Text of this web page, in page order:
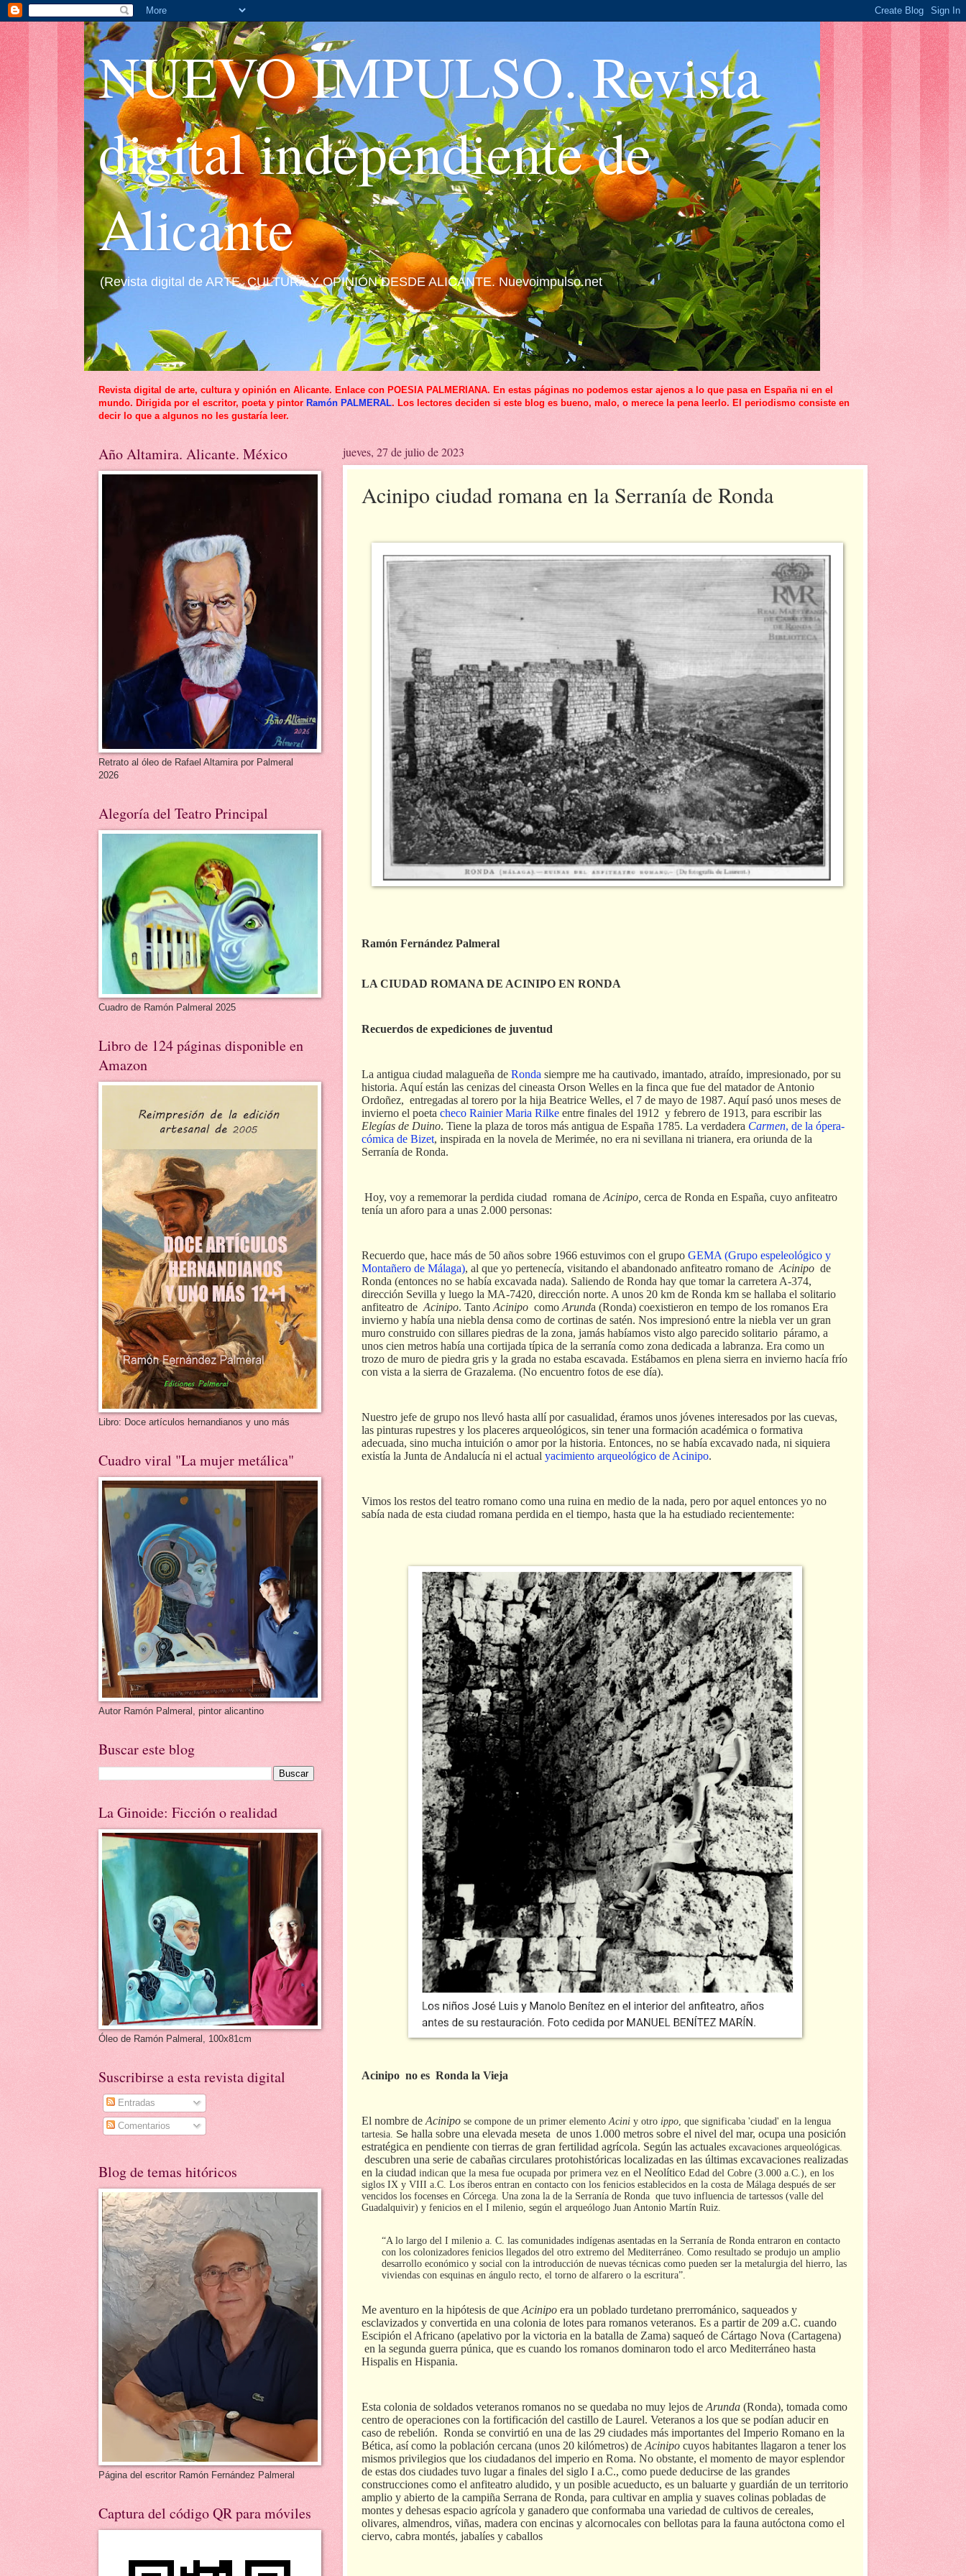
NUEVO IMPULSO. Revista
digital independiente de
Alicante
(Revista digital de ARTE, CULTURA Y OPINIÓN DESDE ALICANTE. Nuevoimpulso.net
Revista digital de arte, cultura y opinión en Alicante. Enlace con POESIA PALMERIANA. En estas páginas no podemos estar ajenos a lo que pasa en España ni en el
mundo. Dirigida por el escritor, poeta y pintor Ramón PALMERAL. Los lectores deciden si este blog es bueno, malo, o merece la pena leerlo. El periodismo consiste en
decir lo que a algunos no les gustaría leer.
jueves, 27 de julio de 2023
Acinipo ciudad romana en la Serranía de Ronda
Ramón Fernández Palmeral
LA CIUDAD ROMANA DE ACINIPO EN RONDA
Recuerdos de expediciones de juventud
La antigua ciudad malagueña de Ronda siempre me ha cautivado, imantado, atraído, impresionado, por su
historia. Aquí están las cenizas del cineasta Orson Welles en la finca que fue del matador de Antonio
Ordoñez, entregadas al torero por la hija Beatrice Welles, el 7 de mayo de 1987. Aquí pasó unos meses de
invierno el poeta checo Rainier Maria Rilke entre finales del 1912 y febrero de 1913, para escribir las
Elegías de Duino. Tiene la plaza de toros más antigua de España 1785. La verdadera Carmen, de la ópera-
cómica de Bizet, inspirada en la novela de Merimée, no era ni sevillana ni trianera, era oriunda de la
Serranía de Ronda.
Hoy, voy a rememorar la perdida ciudad romana de Acinipo, cerca de Ronda en España, cuyo anfiteatro
tenía un aforo para a unas 2.000 personas:
Recuerdo que, hace más de 50 años sobre 1966 estuvimos con el grupo GEMA (Grupo espeleológico y
Montañero de Málaga), al que yo pertenecía, visitando el abandonado anfiteatro romano de Acinipo de
Ronda (entonces no se había excavada nada). Saliendo de Ronda hay que tomar la carretera A-374,
dirección Sevilla y luego la MA-7420, dirección norte. A unos 20 km de Ronda km se hallaba el solitario
anfiteatro de Acinipo. Tanto Acinipo como Arunda (Ronda) coexistieron en tempo de los romanos Era
invierno y había una niebla densa como de cortinas de satén. Nos impresionó entre la niebla ver un gran
muro construido con sillares piedras de la zona, jamás habíamos visto algo parecido solitario páramo, a
unos cien metros había una cortijada típica de la serranía como zona dedicada a labranza. Era como un
trozo de muro de piedra gris y la grada no estaba escavada. Estábamos en plena sierra en invierno hacía frío
con vista a la sierra de Grazalema. (No encuentro fotos de ese día).
Nuestro jefe de grupo nos llevó hasta allí por casualidad, éramos unos jóvenes interesados por las cuevas,
las pinturas rupestres y los placeres arqueológicos, sin tener una formación académica o formativa
adecuada, sino mucha intuición o amor por la historia. Entonces, no se había excavado nada, ni siquiera
existía la Junta de Andalucía ni el actual yacimiento arqueológico de Acinipo.
Vimos los restos del teatro romano como una ruina en medio de la nada, pero por aquel entonces yo no
sabía nada de esta ciudad romana perdida en el tiempo, hasta que la ha estudiado recientemente:
Acinipo no es Ronda la Vieja
El nombre de Acinipo se compone de un primer elementoAcini y otro ippo, que significaba 'ciudad' en la lengua
tartesia. Se halla sobre una elevada meseta de unos 1.000 metros sobre el nivel del mar, ocupa una posición
estratégica en pendiente con tierras de gran fertilidad agrícola. Según las actuales excavaciones arqueológicas.
descubren una serie de cabañas circulares protohistóricas localizadas en las últimas excavaciones realizadas
en la ciudad indican que la mesa fue ocupada por primera vez en el Neolítico Edad del Cobre (3.000 a.C.), en los
siglos IX y VIII a.C. Los íberos entran en contacto con los fenicios establecidos en la costa de Málaga después de ser
vencidos los focenses en Córcega. Una zona la de la Serranía de Ronda que tuvo influencia de tartessos (valle del
Guadalquivir) y fenicios en el I milenio, según el arqueólogo Juan Antonio Martín Ruiz.
“A lo largo del I milenio a. C. las comunidades indígenas asentadas en la Serranía de Ronda entraron en contacto
con los colonizadores fenicios llegados del otro extremo del Mediterráneo. Como resultado se produjo un amplio
desarrollo económico y social con la introducción de nuevas técnicas como pueden ser la metalurgia del hierro, las
viviendas con esquinas en ángulo recto, el torno de alfarero o la escritura”.
Me aventuro en la hipótesis de que Acinipo era un poblado turdetano prerrománico, saqueados y
esclavizados y convertida en una colonia de lotes para romanos veteranos. Es a partir de 209 a.C. cuando
Escipión el Africano (apelativo por la victoria en la batalla de Zama) saqueó de Cártago Nova (Cartagena)
en la segunda guerra púnica, que es cuando los romanos dominaron todo el arco Mediterráneo hasta
Hispalis en Hispania.
Esta colonia de soldados veteranos romanos no se quedaba no muy lejos deArunda (Ronda), tomada como
centro de operaciones con la fortificación del castillo de Laurel. Veteranos a los que se podían aducir en
caso de rebelión. Ronda se convirtió en una de las 29 ciudades más importantes del Imperio Romano en la
Bética, así como la población cercana (unos 20 kilómetros) deAcinipo cuyos habitantes llagaron a tener los
mismos privilegios que los ciudadanos del imperio en Roma. No obstante, el momento de mayor esplendor
de estas dos ciudades tuvo lugar a finales del siglo I a.C., como puede deducirse de las grandes
construcciones como el anfiteatro aludido, y un posible acueducto, es un baluarte y guardián de un territorio
amplio y abierto de la campiña Serrana de Ronda, para cultivar en amplia y suaves colinas pobladas de
montes y dehesas espacio agrícola y ganadero que conformaba una variedad de cultivos de cereales,
olivares, almendros, viñas, madera con encinas y alcornocales con bellotas para la fauna autóctona como el
ciervo, cabra montés, jabalíes y caballos
Año Altamira. Alicante. México
Retrato al óleo de Rafael Altamira por Palmeral
2026
Alegoría del Teatro Principal
Cuadro de Ramón Palmeral 2025
Libro de 124 páginas disponible en
Amazon
Libro: Doce artículos hernandianos y uno más
Cuadro viral "La mujer metálica"
Autor Ramón Palmeral, pintor alicantino
Buscar este blog
La Ginoide: Ficción o realidad
Óleo de Ramón Palmeral, 100x81cm
Suscribirse a esta revista digital
Entradas
Comentarios
Blog de temas hitóricos
Página del escritor Ramón Fernández Palmeral
Captura del código QR para móviles